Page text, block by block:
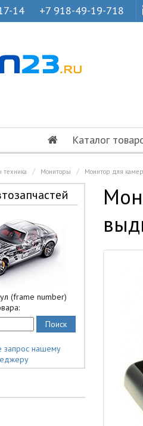
14 +7 918-49-19-718
Каталог
техника Мониторы Монитор для
(frame number)
запрос нашему